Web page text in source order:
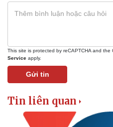
Quan sát
Cuộc sống đó đây
Hồ sơ
This site is protected by reCAPTCHA and the
Service apply.
Gửi tin
Tin liên quan